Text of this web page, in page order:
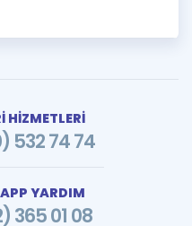
HİZMETLERİ
532 74 74
YARDIM
365 01 08